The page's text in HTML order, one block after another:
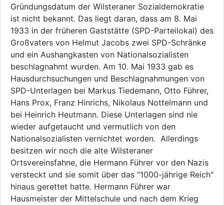
Gründungsdatum der Wilsteraner Sozialdemokratie
ist nicht bekannt. Das liegt daran, dass am 8. Mai
1933 in der früheren Gaststätte (SPD-Parteilokal) des
Großvaters von Helmut Jacobs zwei SPD-Schränke
und ein Aushangkasten von Nationalsozialisten
beschlagnahmt wurden. Am 10. Mai 1933 gab es
Hausdurchsuchungen und Beschlagnahmungen von
SPD-Unterlagen bei Markus Tiedemann, Otto Führer,
Hans Prox, Franz Hinrichs, Nikolaus Nottelmann und
bei Heinrich Heutmann. Diese Unterlagen sind nie
wieder aufgetaucht und vermutlich von den
Nationalsozialisten vernichtet worden. Allerdings
besitzen wir noch die alte Wilsteraner
Ortsvereinsfahne, die Hermann Führer vor den Nazis
versteckt und sie somit über das "1000-jährige Reich"
hinaus gerettet hatte. Hermann Führer war
Hausmeister der Mittelschule und nach dem Krieg